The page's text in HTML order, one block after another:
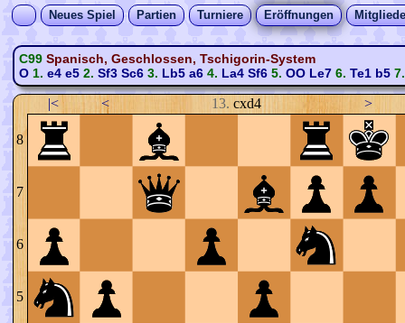
Neues Spiel Partien Turniere Eröffnungen
C99 Spanisch, Geschlossen, Tschigorin-System
O1. e4 e52. Sf3 Sc63. Lb5 a64. La4 Sf65. OO Le76. Te1 b5
|< < 13. cxd4 >
8
7
6
5